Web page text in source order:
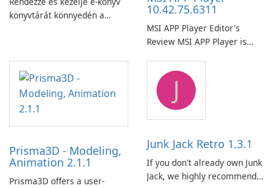
könyvtárát könnyedén a
10.42.75.6311
MSI APP Player Editor's
Review MSI APP Player is
emulator built atop the
BlueStacks engine and tuned
for MSI hardware.
Prisma3D - Modeling,
Animation 2.1.1
Prisma3D offers a user-
J
Junk Jack Retro 1.3.1
If you don't already own Junk
Jack, we highly recommend